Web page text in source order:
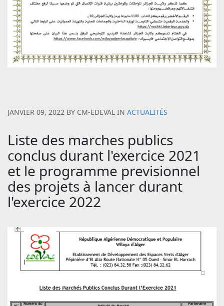
JANVIER 09, 2022 BY CM-EDEVAL IN ACTUALITÉS
Liste des marches publics
conclus durant l'exercice 2021
et le programme previsionnel
des projets à lancer durant
l'exercice 2022